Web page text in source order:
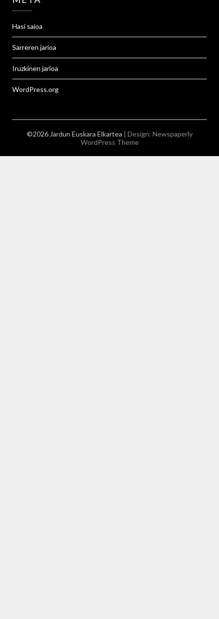
Hasi saioa
Sarreren jarioa
Iruzkinen jarioa
WordPress.org
©2026 Jardun Euskara Elkartea | Design: Newspaperly
WordPress Theme